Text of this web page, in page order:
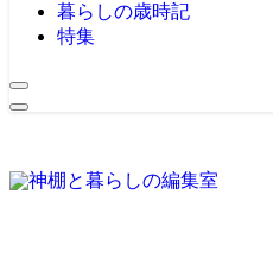
暮らしの歳時記
特集